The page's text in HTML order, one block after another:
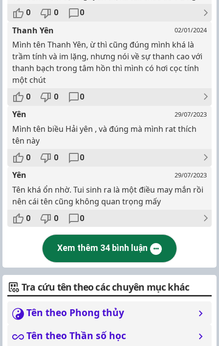
0 0 0
Thanh Yên 02/01/2024
Mình tên Thanh Yên, ừ thì cũng đúng mình khá là
trầm tính và im lặng, nhưng nói về sự thanh cao với
thanh bạch trong tâm hồn thì mình có hơi cọc tính
một chút
0 0 0
Yên 29/07/2023
Mình tên biều Hải yên , và đúng mà mình rat thích
tên này
0 0 0
Yên 29/07/2023
Tên khá ổn nhờ. Tui sinh ra là một điều may mắn rồi
nên cái tên cũng không quan trọng mấy
0 0 0
Xem thêm 34 bình luận
Tra cứu tên theo các chuyên mục khác
Tên theo Phong thủy
Tên theo Thần số học